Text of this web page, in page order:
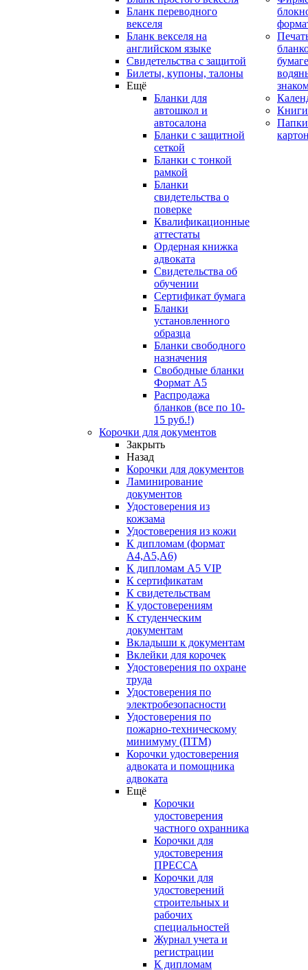
Бланк переводного
векселя
Бланк векселя на
английском языке
Свидетельства с защитой
Билеты, купоны, талоны
Ещё
Бланки для
автошкол и
автосалона
Бланки с защитной
сеткой
Бланки с тонкой
рамкой
Бланки
свидетельства о
поверке
Квалификационные
аттестаты
Ордерная книжка
адвоката
Свидетельства об
обучении
Сертификат бумага
Бланки
установленного
образца
Бланки свободного
назначения
Свободные бланки
Формат А5
Распродажа
бланков (все по 10-
15 руб.!)
Корочки для документов
Закрыть
Назад
Корочки для документов
Ламинирование
документов
Удостоверения из
кожзама
Удостоверения из кожи
К дипломам (формат
А4,А5,А6)
К дипломам А5 VIP
К сертификатам
К свидетельствам
К удостоверениям
К студенческим
документам
Вкладыши к документам
Вклейки для корочек
Удостоверения по охране
труда
Удостоверения по
электробезопасности
Удостоверения по
пожарно-техническому
минимуму (ПТМ)
Корочки удостоверения
адвоката и помощника
адвоката
Ещё
Корочки
удостоверения
частного охранника
Корочки для
удостоверения
ПРЕССА
Корочки для
удостоверений
строительных и
рабочих
специальностей
Журнал учета и
регистрации
К дипломам
Книги
Папки